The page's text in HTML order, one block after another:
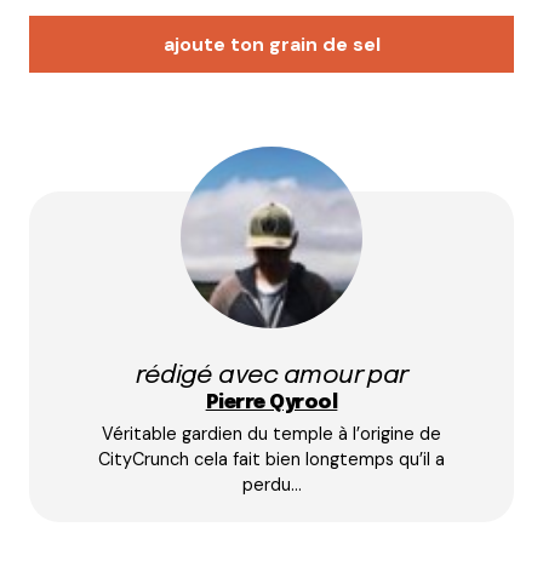
ajoute ton grain de sel
Votre adresse e-mail ne sera pas publiée.
champs obligatoires sont indiqués avec
E-mail*
Prévenez-moi de tous les nouveaux commentaires
rédigé avec amour par
Pierre Qyrool
Véritable gardien du temple à l’origine de
CityCrunch cela fait bien longtemps qu’il a
perdu…